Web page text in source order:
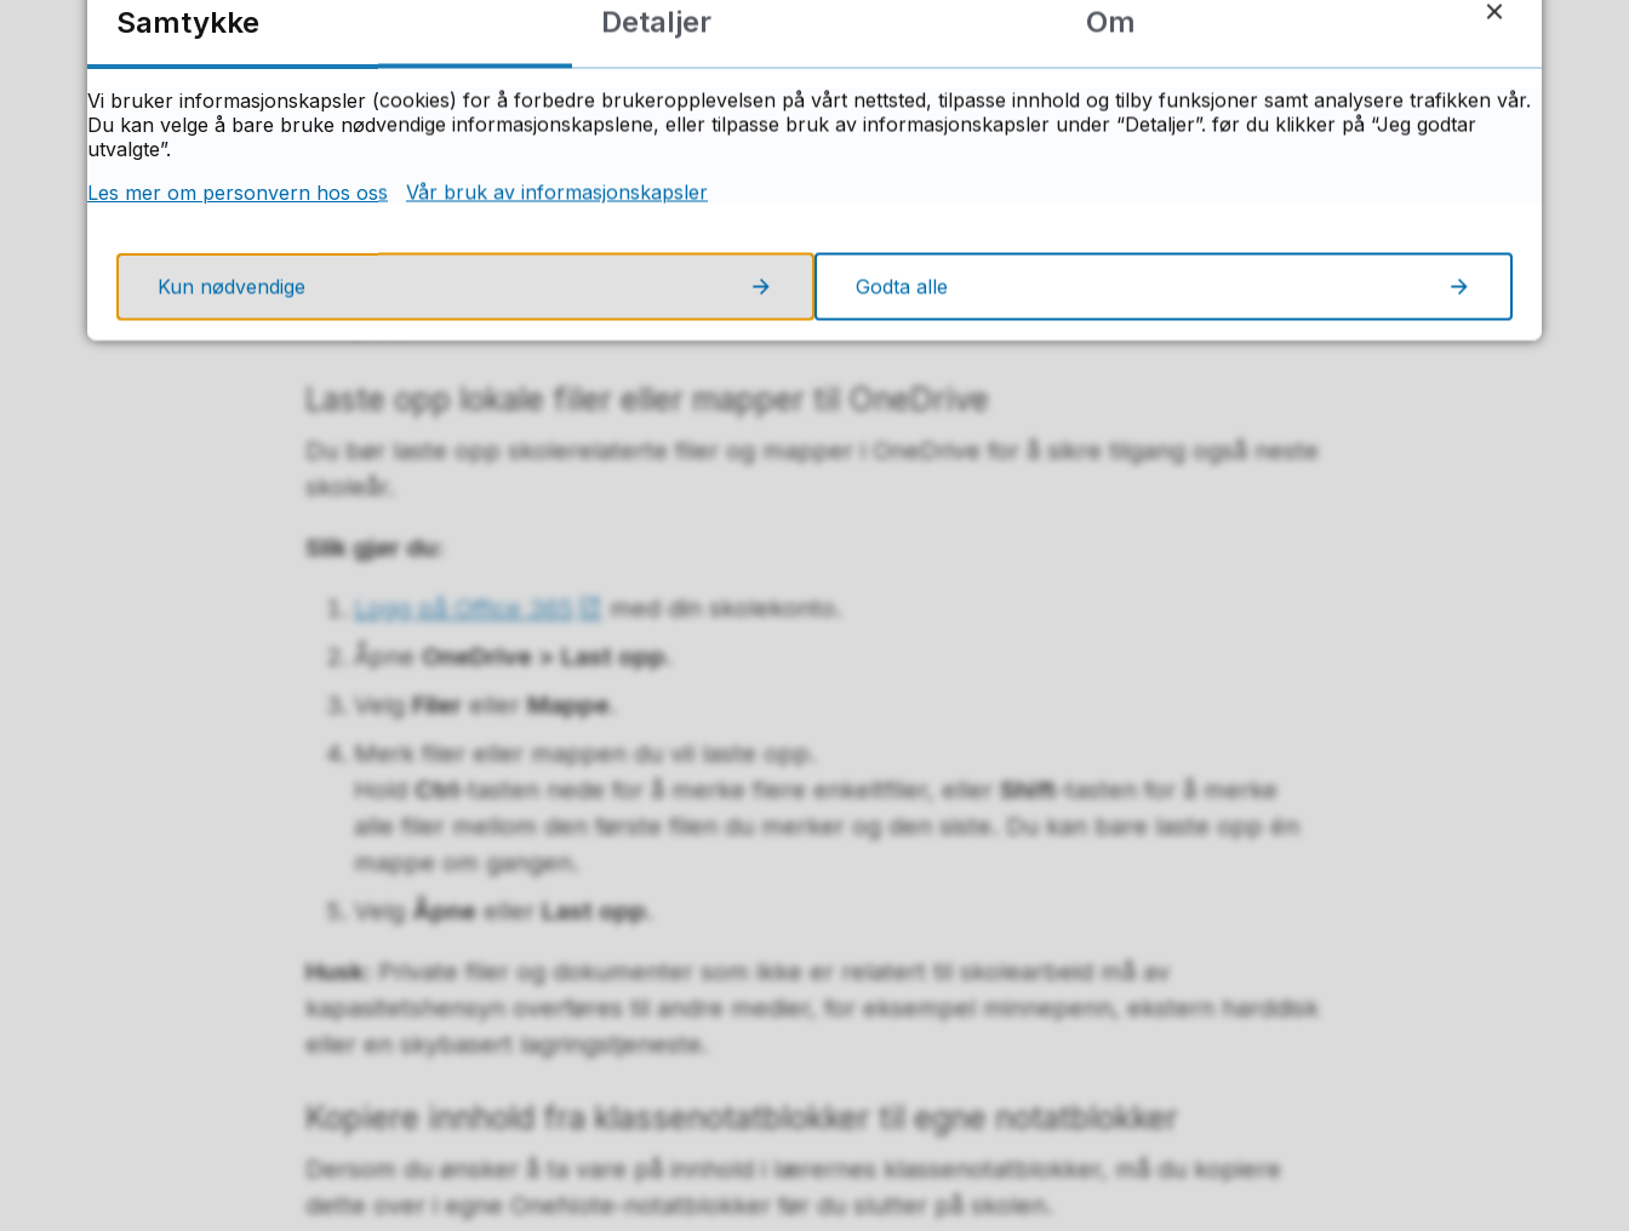
navnet på e-postkontoen
Inkluder undermapper.
På denne måten blir alt på kontoen eksportert:
Kalender, kontakter og innboks. VelgNeste.
skybaserte lagringstjenesten Outlook-datafil (PST) skal lagres på. Skriv inn et
-datafil (PST) filen med et
påOK.
Laste opp lokale filer eller mapper til OneDrive
Du bør laste opp skolerelaterte filer og mapper i OneDrive for å sikre tilgang også neste
skoleår.
Slik gjør du:
Logg på Office 365
med din skolekonto.
ÅpneOneDrive > Last opp.
VelgFiler ellerMappe.
Merk filer eller mappen du vil laste opp.
HoldCtrl-tasten nede for å merke flere enkeltfiler, eller Shift-tasten for å merke
alle filer mellom den første filen du merker og den siste. Du kan bare laste opp én
mappe om gangen.
Velg ÅpneellerLast opp.
Husk: Private filer og dokumenter som ikke er relatert til skolearbeid må av
kapasitetshensyn overføres til andre medier, for eksempel minnepenn, ekstern harddisk
eller en skybasert lagringstjeneste.
Kopiere innhold fra klassenotatblokker til egne notatblokker
Dersom du ønsker å ta vare på innhold i lærernes klassenotatblokker, må du kopiere
dette over i egne OneNote-notatblokker før du slutter på skolen.
Samtykke Detaljer Om
Vi bruker informasjonskapsler (cookies) for å forbedre brukeropplevelsen på vårt nettsted, tilpasse innhold og tilby funksjoner samt analysere trafikken vår.
Du kan velge å bare bruke nødvendige informasjonskapslene, eller tilpasse bruk av informasjonskapsler under “Detaljer”. før du klikker på “Jeg godtar
utvalgte”.
Les mer om personvern hos oss
Vår bruk av informasjonskapsler
Kun nødvendige Godta alle